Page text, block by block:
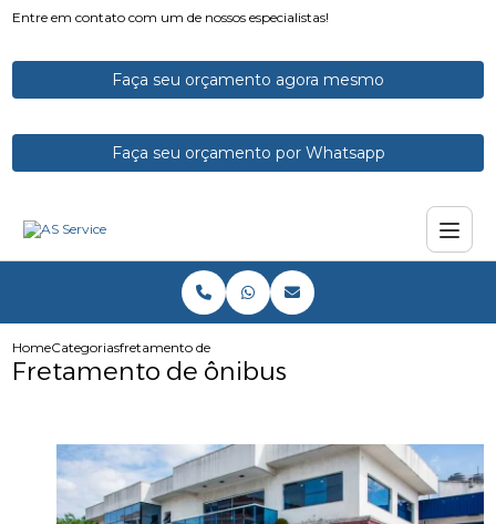
Entre em contato com um de nossos especialistas!
Faça seu orçamento agora mesmo
Faça seu orçamento por Whatsapp
HomeCategoriasfretamento de onibus
Fretamento de ônibus